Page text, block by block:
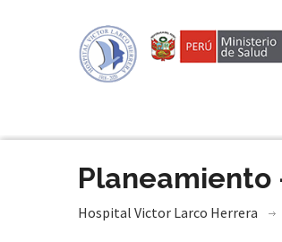
Planeamiento
Hospital Victor Larco Herrera